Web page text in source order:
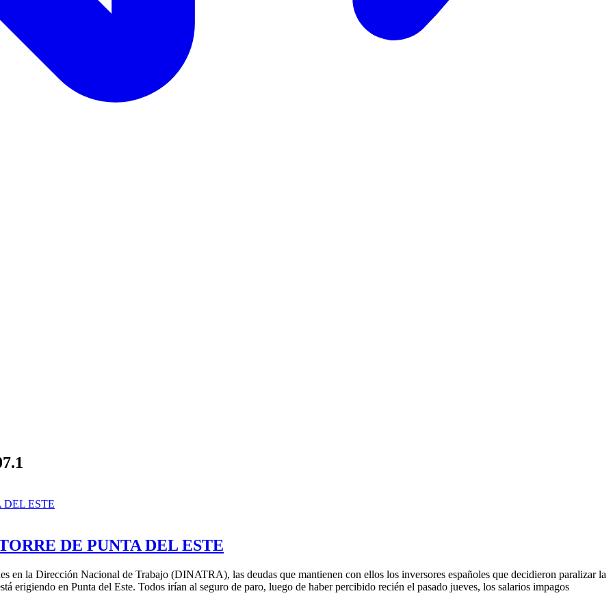
DE PUNTA DEL ESTE
en la Dirección Nacional de Trabajo (DINATRA), las deudas que mantienen con ellos los inversores españoles que decidieron paralizar la
erigiendo en Punta del Este. Todos irían al seguro de paro, luego de haber percibido recién el pasado jueves, los salarios impagos